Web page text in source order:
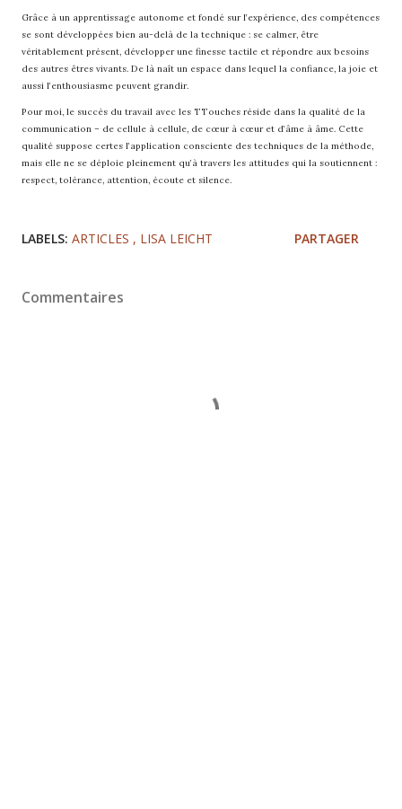
Grâce à un apprentissage autonome et fondé sur l’expérience, des compétences
se sont développées bien au-delà de la technique : se calmer, être
véritablement présent, développer une finesse tactile et répondre aux besoins
des autres êtres vivants. De là naît un espace dans lequel la confiance, la joie et
aussi l’enthousiasme peuvent grandir.
Pour moi, le succès du travail avec les TTouches réside dans la qualité de la
communication – de cellule à cellule, de cœur à cœur et d’âme à âme. Cette
qualité suppose certes l’application consciente des techniques de la méthode,
mais elle ne se déploie pleinement qu’à travers les attitudes qui la soutiennent :
respect, tolérance, attention, écoute et silence.
LABELS: ARTICLES LISA LEICHT PARTAGER
Commentaires